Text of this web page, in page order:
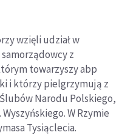
wzięli udział w
z
towarzyszy abp
i którzy pielgrzymują z
Narodu Polskiego,
W Rzymie
Tysiąclecia.